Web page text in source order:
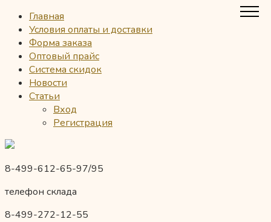
Главная
Условия оплаты и доставки
Форма заказа
Оптовый прайс
Система скидок
Новости
Статьи
Вход
Регистрация
8-499-612-65-97/95
телефон склада
8-499-272-12-55